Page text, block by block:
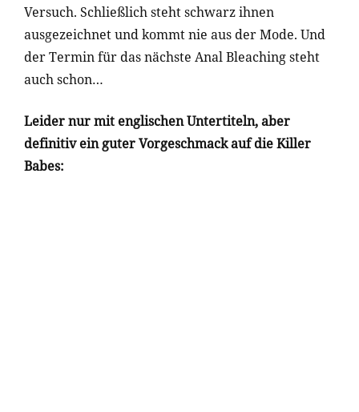
Versuch. Schließlich steht schwarz ihnen
ausgezeichnet und kommt nie aus der Mode. Und
der Termin für das nächste Anal Bleaching steht
auch schon…
Leider nur mit englischen Untertiteln, aber
definitiv ein guter Vorgeschmack auf die Killer
Babes: